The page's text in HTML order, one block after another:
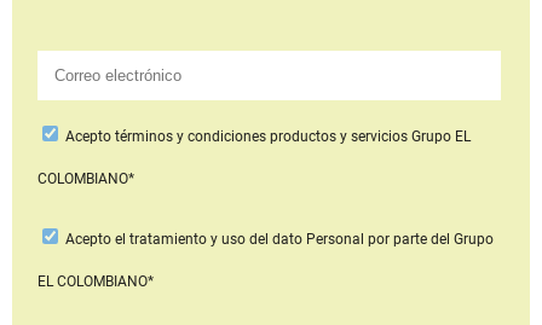
Aceptotérminos y condiciones productos y serviciosGrupo EL
COLOMBIANO*
Acepto el tratamiento y uso del dato Personal por parte del Grupo
EL COLOMBIANO*